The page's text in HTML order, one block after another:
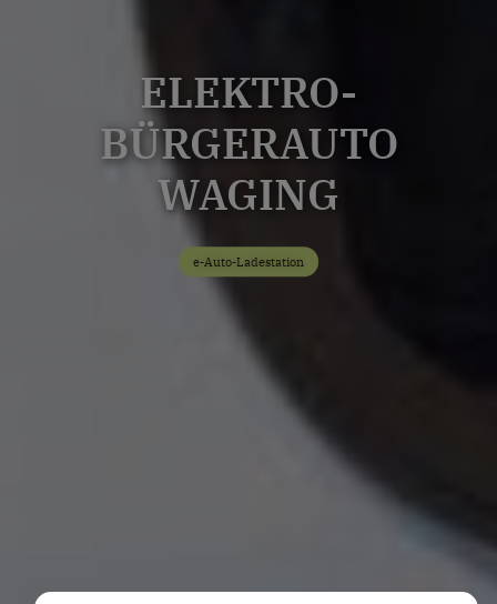
ELEKTRO-
BÜRGERAUTO
WAGING
e-Auto-Ladestation